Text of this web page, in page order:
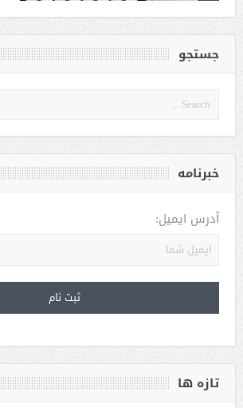
جستجو
خبرنامه
آدرس ایمیل:
تازه ها